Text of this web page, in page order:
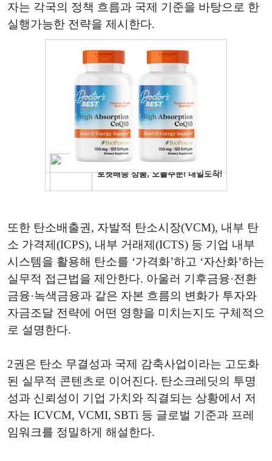
자는 각국의 정책 흐름과 국제 기준을 바탕으로 한
실행가능한 전략을 제시한다.
또한 탄소배출권, 자발적 탄소시장(VCM), 내부 탄
소 가격제(ICPS), 내부 거래제(ICTS) 등 기업 내부
시스템을 활용해 탄소를 ‘가격화’하고 ‘자산화’하는
실무적 접근법을 제안한다. 아울러 기후금융·전환
금융·녹색금융과 같은 자본 흐름의 변화가 투자와
자금조달 전략에 어떤 영향을 미치는지도 구체적으
로 설명한다.
2권은 탄소 무결성과 국제 감축사업이라는 고도화
된 실무적 콘텐츠로 이어진다. 탄소크레딧의 투명
성과 신뢰성이 기업 가치와 직결되는 상황에서 저
자는 ICVCM, VCMI, SBTi 등 글로벌 기준과 프레
임워크를 정밀하게 해설한다.